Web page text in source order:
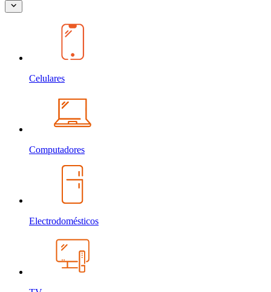
Celulares
Computadores
Electrodomésticos